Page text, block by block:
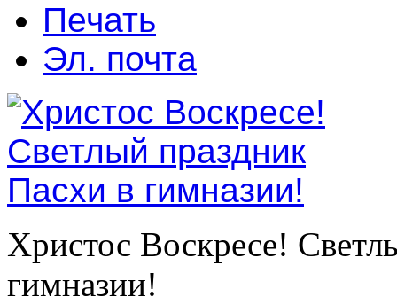
Печать
Эл. почта
Христос Воскресе!
гимназии!